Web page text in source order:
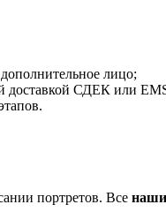
лицо;
доставкой СДЕК или
портретов. Все наши